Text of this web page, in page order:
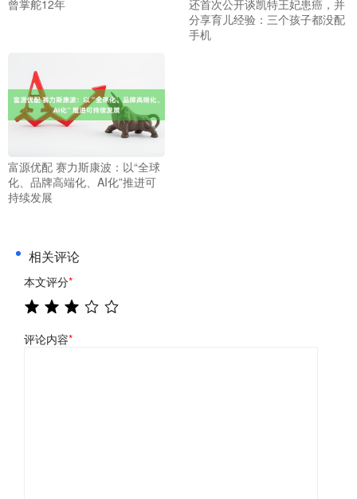
曾掌舵12年
还首次公开谈凯特王妃患癌，并
分享育儿经验：三个孩子都没配
手机
富源优配 赛力斯康波：以“全球
化、品牌高端化、AI化”推进可
持续发展
相关评论
本文评分*
评论内容*